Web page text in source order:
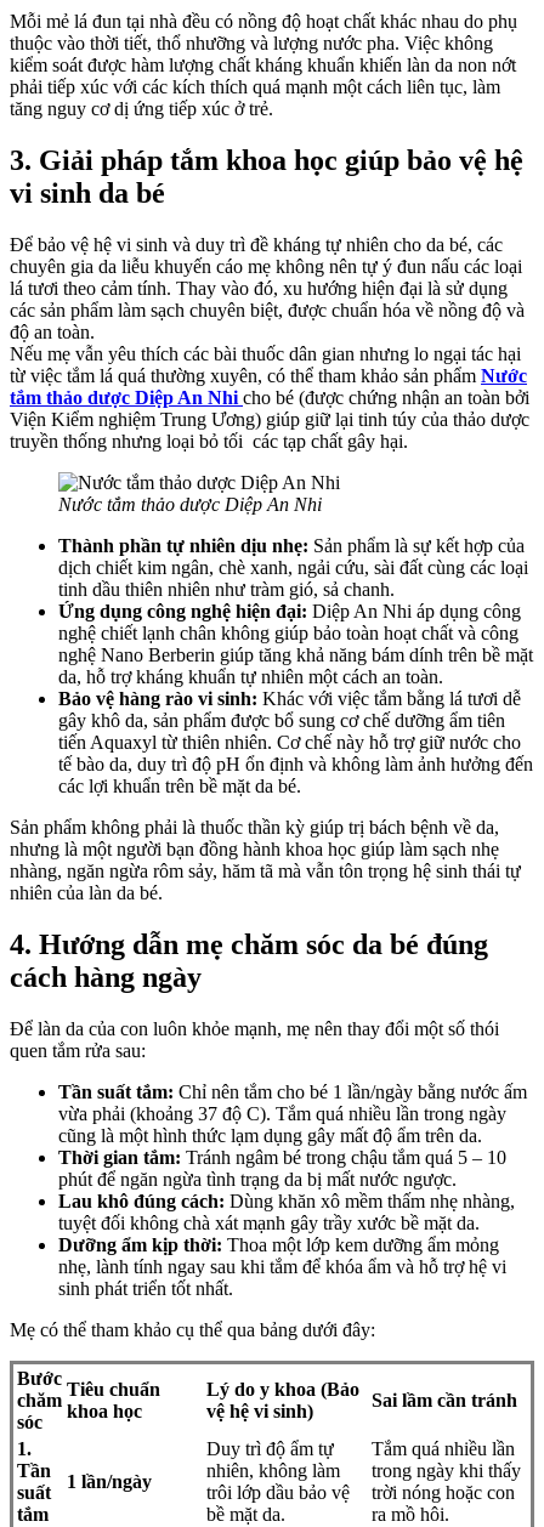
Mỗi mẻ lá đun tại nhà đều có nồng độ hoạt chất khác nhau do phụ
thuộc vào thời tiết, thổ nhưỡng và lượng nước pha. Việc không
kiểm soát được hàm lượng chất kháng khuẩn khiến làn da non nớt
phải tiếp xúc với các kích thích quá mạnh một cách liên tục, làm
tăng nguy cơ dị ứng tiếp xúc ở trẻ.
3. Giải pháp tắm khoa học giúp bảo vệ hệ
vi sinh da bé
Để bảo vệ hệ vi sinh và duy trì đề kháng tự nhiên cho da bé, các
chuyên gia da liễu khuyến cáo mẹ không nên tự ý đun nấu các loại
lá tươi theo cảm tính. Thay vào đó, xu hướng hiện đại là sử dụng
các sản phẩm làm sạch chuyên biệt, được chuẩn hóa về nồng độ và
độ an toàn.
Nếu mẹ vẫn yêu thích các bài thuốc dân gian nhưng lo ngại tác hại
từ việc tắm lá quá thường xuyên, có thể tham khảo sản phẩm Nước
tắm thảo dược Diệp An Nhi cho bé (được chứng nhận an toàn bởi
Viện Kiểm nghiệm Trung Ương) giúp giữ lại tinh túy của thảo dược
truyền thống nhưng loại bỏ tối các tạp chất gây hại.
Nước tắm thảo dược Diệp An Nhi
Thành phần tự nhiên dịu nhẹ: Sản phẩm là sự kết hợp của
dịch chiết kim ngân, chè xanh, ngải cứu, sài đất cùng các loại
tinh dầu thiên nhiên như tràm gió, sả chanh.
Ứng dụng công nghệ hiện đại: Diệp An Nhi áp dụng công
nghệ chiết lạnh chân không giúp bảo toàn hoạt chất và công
nghệ Nano Berberin giúp tăng khả năng bám dính trên bề mặt
da, hỗ trợ kháng khuẩn tự nhiên một cách an toàn.
Bảo vệ hàng rào vi sinh: Khác với việc tắm bằng lá tươi dễ
gây khô da, sản phẩm được bổ sung cơ chế dưỡng ẩm tiên
tiến Aquaxyl từ thiên nhiên. Cơ chế này hỗ trợ giữ nước cho
tế bào da, duy trì độ pH ổn định và không làm ảnh hưởng đến
các lợi khuẩn trên bề mặt da bé.
Sản phẩm không phải là thuốc thần kỳ giúp trị bách bệnh về da,
nhưng là một người bạn đồng hành khoa học giúp làm sạch nhẹ
nhàng, ngăn ngừa rôm sảy, hăm tã mà vẫn tôn trọng hệ sinh thái tự
nhiên của làn da bé.
4. Hướng dẫn mẹ chăm sóc da bé đúng
cách hàng ngày
Để làn da của con luôn khỏe mạnh, mẹ nên thay đổi một số thói
quen tắm rửa sau:
Tần suất tắm: Chỉ nên tắm cho bé 1 lần/ngày bằng nước ấm
vừa phải (khoảng 37 độ C). Tắm quá nhiều lần trong ngày
cũng là một hình thức lạm dụng gây mất độ ẩm trên da.
Thời gian tắm: Tránh ngâm bé trong chậu tắm quá 5 – 10
phút để ngăn ngừa tình trạng da bị mất nước ngược.
Lau khô đúng cách: Dùng khăn xô mềm thấm nhẹ nhàng,
tuyệt đối không chà xát mạnh gây trầy xước bề mặt da.
Dưỡng ẩm kịp thời: Thoa một lớp kem dưỡng ẩm mỏng
nhẹ, lành tính ngay sau khi tắm để khóa ẩm và hỗ trợ hệ vi
sinh phát triển tốt nhất.
Mẹ có thể tham khảo cụ thể qua bảng dưới đây:
Bước
chăm
sóc
Tiêu chuẩn
khoa học
Lý do y khoa (Bảo
vệ hệ vi sinh)
Sai lầm cần tránh
1.
Tần
suất
tắm
1 lần/ngày
Duy trì độ ẩm tự
nhiên, không làm
trôi lớp dầu bảo vệ
bề mặt da.
Tắm quá nhiều lần
trong ngày khi thấy
trời nóng hoặc con
ra mồ hôi.